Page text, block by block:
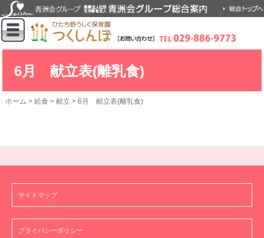
6月 献立表(離乳食)
ホーム >給食 >献立 >6月 献立表(離乳食)
サイトマップ
プライバシーポリシー